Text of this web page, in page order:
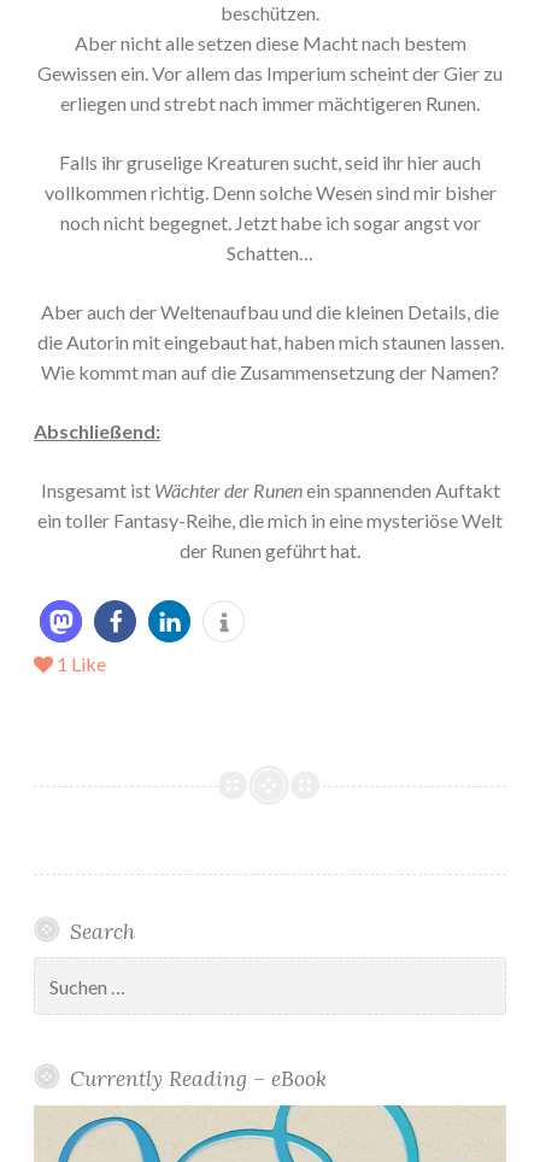
beschützen.
Aber nicht alle setzen diese Macht nach bestem
Gewissen ein. Vor allem das Imperium scheint der Gier zu
erliegen und strebt nach immer mächtigeren Runen.
Falls ihr gruselige Kreaturen sucht, seid ihr hier auch
vollkommen richtig. Denn solche Wesen sind mir bisher
noch nicht begegnet. Jetzt habe ich sogar angst vor
Schatten…
Aber auch der Weltenaufbau und die kleinen Details, die
die Autorin mit eingebaut hat, haben mich staunen lassen.
Wie kommt man auf die Zusammensetzung der Namen?
Abschließend:
Insgesamt ist Wächter der Runenein spannenden Auftakt
ein toller Fantasy-Reihe, die mich in eine mysteriöse Welt
der Runen geführt hat.
1 Like
Search
nach:
Currently Reading – eBook